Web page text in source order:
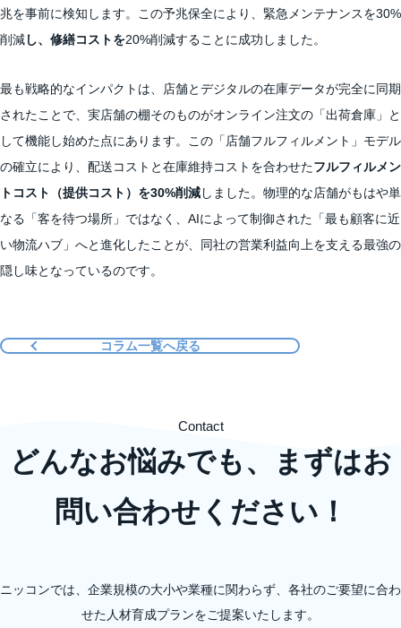
兆を事前に検知します。この予兆保全により、緊急メンテナンスを30%
削減し、修繕コストを20%削減することに成功しました。
最も戦略的なインパクトは、店舗とデジタルの在庫データが完全に同期
されたことで、実店舗の棚そのものがオンライン注文の「出荷倉庫」と
して機能し始めた点にあります。この「店舗フルフィルメント」モデル
の確立により、配送コストと在庫維持コストを合わせたフルフィルメン
トコスト（提供コスト）を30%削減しました。物理的な店舗がもはや単
なる「客を待つ場所」ではなく、AIによって制御された「最も顧客に近
い物流ハブ」へと進化したことが、同社の営業利益向上を支える最強の
隠し味となっているのです。
コラム一覧へ戻る
どんなお悩みでも、まずはお
問い合わせください！
Contact
ニッコンでは、企業規模の大小や業種に関わらず、各社のご要望に合わ
せた人材育成プランをご提案いたします。